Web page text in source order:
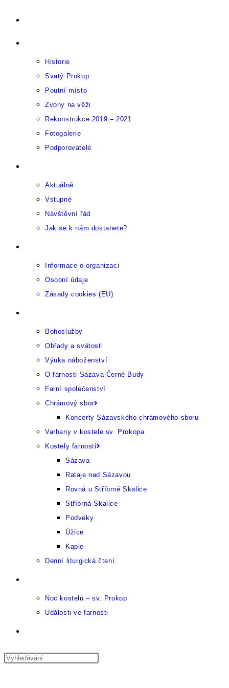
obsahu
Historie
Svatý Prokop
Poutní místo
Zvony na věži
Rekonstrukce 2019 – 2021
Fotogalerie
Podporovatelé
Aktuálně
Vstupné
Návštěvní řád
Jak se k nám dostanete?
Informace o organizaci
Osobní údaje
Zásady cookies (EU)
Bohoslužby
Obřady a svátosti
Výuka náboženství
O farnosti Sázava-Černé Budy
Farní společenství
Chrámový sbor
Koncerty Sázavského chrámového sboru
Varhany v kostele sv. Prokopa
Kostely farnosti
Sázava
Rataje nad Sázavou
Rovná u Stříbrné Skalice
Stříbrná Skalice
Podveky
Úžice
Kaple
Denní liturgická čtení
Noc kostelů – sv. Prokop
Události ve farnosti
vyhledávání